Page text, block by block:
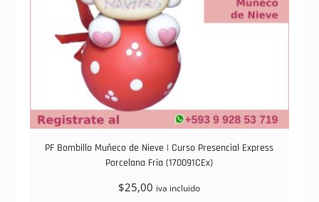
PF Bombillo Muñeco de Nieve | Curso Presencial Express
Porcelana Fria (170091CEx)
$25,00 iva incluido